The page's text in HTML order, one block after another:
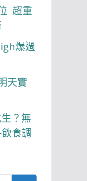
超重
爆過
天實
？無
食調